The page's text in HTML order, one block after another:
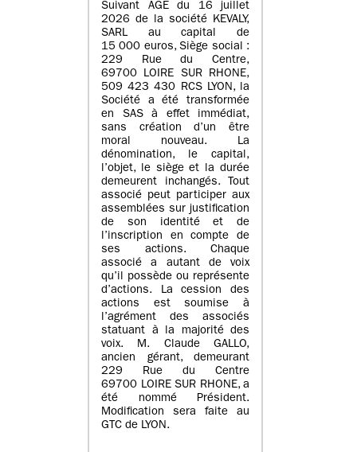
Suivant AGE du 16 juillet
2026 de la société KEVALY,
SARL au capital de
15 000 euros, Siège social :
229 Rue du Centre,
69700 LOIRE SUR RHONE,
509 423 430 RCS LYON, la
Société a été transformée
en SAS à effet immédiat,
sans création d’un être
moral nouveau. La
dénomination, le capital,
l’objet, le siège et la durée
demeurent inchangés. Tout
associé peut participer aux
assemblées sur justification
de son identité et de
l’inscription en compte de
ses actions. Chaque
associé a autant de voix
qu’il possède ou représente
d’actions. La cession des
actions est soumise à
l’agrément des associés
statuant à la majorité des
voix. M. Claude GALLO,
ancien gérant, demeurant
229 Rue du Centre
69700 LOIRE SUR RHONE, a
été nommé Président.
Modification sera faite au
GTC de LYON.